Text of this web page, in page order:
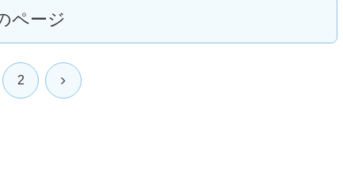
ページ
2 次